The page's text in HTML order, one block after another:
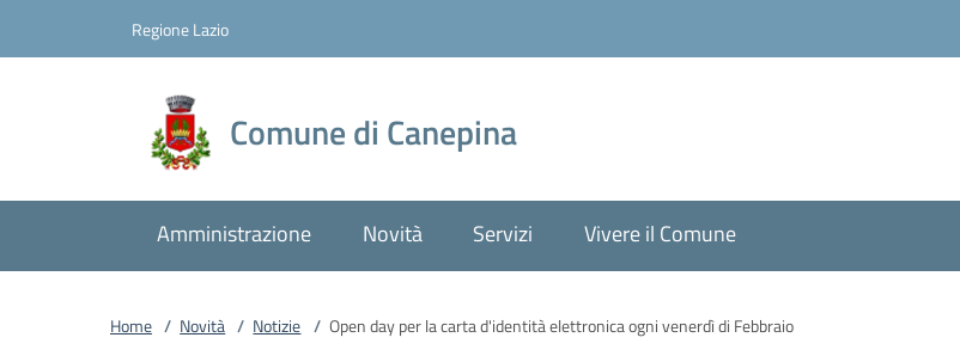
Regione Lazio
Comune di Canepina
Amministrazione Novità Servizi Vivere il Comune
Home / Novità / Notizie / Open day per la carta d'identità elettronica ogni venerdì di Febbraio